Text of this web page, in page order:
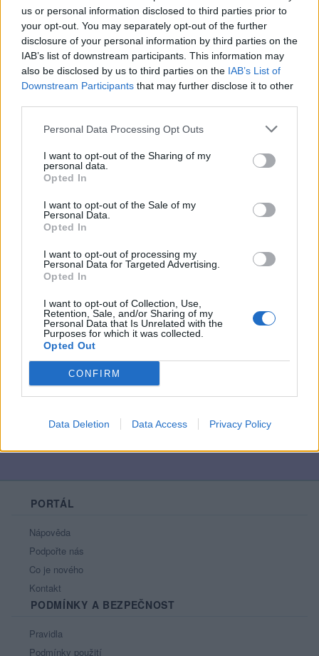
us or personal information disclosed to third parties prior to
your opt-out. You may separately opt-out of the further
disclosure of your personal information by third parties on the
IAB’s list of downstream participants. This information may
also be disclosed by us to third parties on the IAB’s List of
Downstream Participants that may further disclose it to other
Personal Data Processing Opt Outs
I want to opt-out of the Sharing of my
personal data.
Opted In
I want to opt-out of the Sale of my
Personal Data.
Opted In
I want to opt-out of processing my
Personal Data for Targeted Advertising.
Opted In
I want to opt-out of Collection, Use,
Retention, Sale, and/or Sharing of my
Personal Data that Is Unrelated with the
Purposes for which it was collected.
Opted Out
CONFIRM
Data Deletion Data Access Privacy Policy
Říká o mně:
Kamarád:
sarajka-masajka
Říká o mně:
Kamarád: vlada39
Říká o mně: MILUŠKO,DĚKUJI ZA
DOSTÁVÁM OD TEBE NA
ZEĎ,DĚLAJÍ MI VELKOU RADOST
PŘÁTELSTVÍ.VLÁĎA
Kamarádka:jmedunova
Říká o mně:
PORTÁL
Nápověda
Podpořte nás
Co je nového
Kontakt
PODMÍNKY A BEZPEČNOST
Pravidla
Podmínky použití